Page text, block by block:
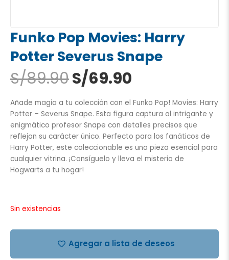
Funko Pop Movies: Harry
Potter Severus Snape
S/89.90El
precio
original
era:
S/89.90.
S/69.90
actual
es:
S/69.90.
Añade magia a tu colección con el Funko Pop! Movies: Harry
Potter – Severus Snape. Esta figura captura al intrigante y
enigmático profesor Snape con detalles precisos que
reflejan su carácter único. Perfecto para los fanáticos de
Harry Potter, este coleccionable es una pieza esencial para
cualquier vitrina. ¡Consíguelo y lleva el misterio de
Hogwarts a tu hogar!
Sin existencias
Agregar a lista de deseos